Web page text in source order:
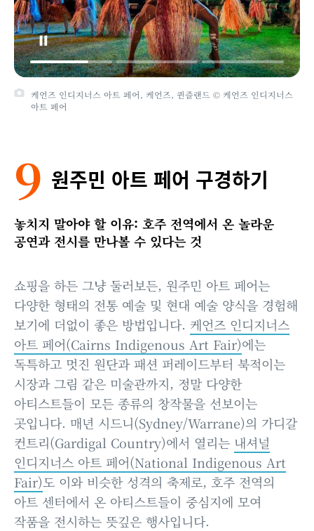
케언즈 인디지너스 아트 페어, 케언즈, 퀸즐랜드 © 케언즈 인디지너스
아트 페어
9 원주민 아트 페어 구경하기
놓치지 말아야 할 이유: 호주 전역에서 온 놀라운
공연과 전시를 만나볼 수 있다는 것
쇼핑을 하든 그냥 둘러보든, 원주민 아트 페어는
다양한 형태의 전통 예술 및 현대 예술 양식을 경험해
보기에 더없이 좋은 방법입니다. 케언즈 인디지너스
아트 페어(Cairns Indigenous Art Fair)에는
독특하고 멋진 원단과 패션 퍼레이드부터 북적이는
시장과 그림 같은 미술관까지, 정말 다양한
아티스트들이 모든 종류의 창작물을 선보이는
곳입니다. 매년 시드니(Sydney/Warrane)의 가디갈
컨트리(Gardigal Country)에서 열리는 내셔널
인디지너스 아트 페어(National Indigenous Art
Fair)도 이와 비슷한 성격의 축제로, 호주 전역의
아트 센터에서 온 아티스트들이 중심지에 모여
작품을 전시하는 뜻깊은 행사입니다.